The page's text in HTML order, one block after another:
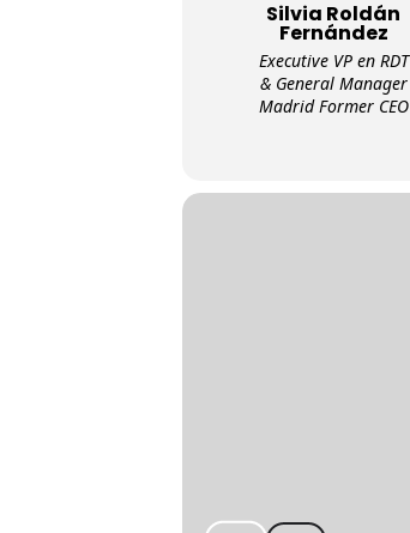
Silvia Roldán
Fernández
Executive VP en RDT
& General Manager
Madrid Former CEO